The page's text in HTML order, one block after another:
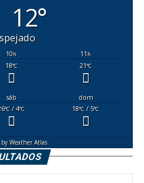
12°
10h 11h
18°C 21°C
sáb
dom
°C / 4°C 18°C / 5°C
byWeather Atlas